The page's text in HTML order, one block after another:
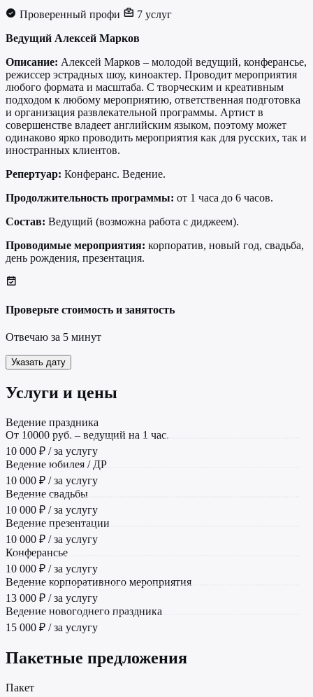
Проверенный профи
7 услуг
Ведущий Алексей Марков
Описание: Алексей Марков – молодой ведущий, конферансье,
режиссер эстрадных шоу, киноактер. Проводит мероприятия
любого формата и масштаба. С творческим и креативным
подходом к любому мероприятию, ответственная подготовка
и организация развлекательной программы. Артист в
совершенстве владеет английским языком, поэтому может
одинаково ярко проводить мероприятия как для русских, так и
иностранных клиентов.
Репертуар: Конферанс. Ведение.
Продолжительность программы: от 1 часа до 6 часов.
Состав: Ведущий (возможна работа с диджеем).
Проводимые мероприятия: корпоратив, новый год, свадьба,
день рождения, презентация.
Проверьте стоимость и занятость
Отвечаю за 5 минут
Указать дату
Услуги и цены
Ведение праздника
От 10000 руб. – ведущий на 1 час.
10 000 ₽ / за услугу
Ведение юбилея / ДР
10 000 ₽ / за услугу
Ведение свадьбы
10 000 ₽ / за услугу
Ведение презентации
10 000 ₽ / за услугу
Конферансье
10 000 ₽ / за услугу
Ведение корпоративного мероприятия
13 000 ₽ / за услугу
Ведение новогоднего праздника
15 000 ₽ / за услугу
Пакетные предложения
Пакет